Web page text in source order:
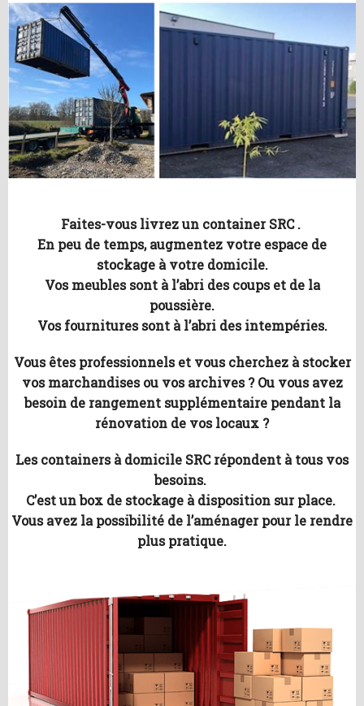
Faites-vous livrez un container SRC .
En peu de temps, augmentez votre espace de
stockage à votre domicile.
Vos meubles sont à l’abri des coups et de la
poussière.
Vos fournitures sont à l’abri des intempéries.
Vous êtes professionnels et vous cherchez à stocker
vos marchandises ou vos archives ? Ou vous avez
besoin de rangement supplémentaire pendant la
rénovation de vos locaux ?
Les containers à domicile SRC répondent à tous vos
besoins.
C’est un box de stockage à disposition sur place.
Vous avez la possibilité de l’aménager pour le rendre
plus pratique.